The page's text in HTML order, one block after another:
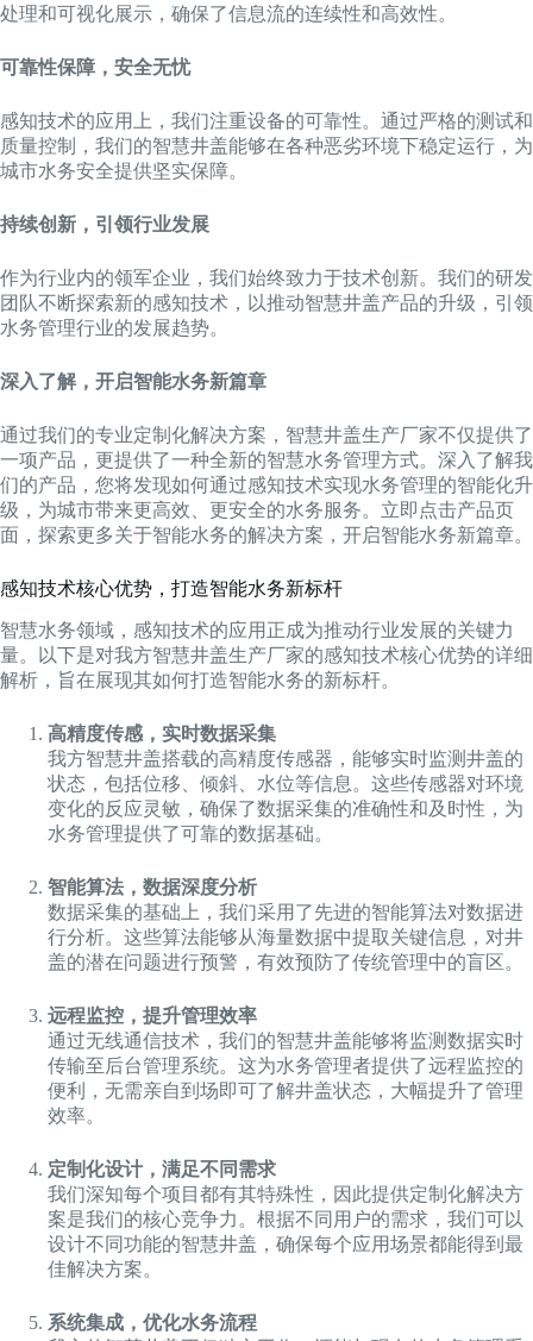
处理和可视化展示，确保了信息流的连续性和高效性。
可靠性保障，安全无忧
感知技术的应用上，我们注重设备的可靠性。通过严格的测试和
质量控制，我们的智慧井盖能够在各种恶劣环境下稳定运行，为
城市水务安全提供坚实保障。
持续创新，引领行业发展
作为行业内的领军企业，我们始终致力于技术创新。我们的研发
团队不断探索新的感知技术，以推动智慧井盖产品的升级，引领
水务管理行业的发展趋势。
深入了解，开启智能水务新篇章
通过我们的专业定制化解决方案，智慧井盖生产厂家不仅提供了
一项产品，更提供了一种全新的智慧水务管理方式。深入了解我
们的产品，您将发现如何通过感知技术实现水务管理的智能化升
级，为城市带来更高效、更安全的水务服务。立即点击产品页
面，探索更多关于智能水务的解决方案，开启智能水务新篇章。
感知技术核心优势，打造智能水务新标杆
智慧水务领域，感知技术的应用正成为推动行业发展的关键力
量。以下是对我方智慧井盖生产厂家的感知技术核心优势的详细
解析，旨在展现其如何打造智能水务的新标杆。
高精度传感，实时数据采集
我方智慧井盖搭载的高精度传感器，能够实时监测井盖的
状态，包括位移、倾斜、水位等信息。这些传感器对环境
变化的反应灵敏，确保了数据采集的准确性和及时性，为
水务管理提供了可靠的数据基础。
智能算法，数据深度分析
数据采集的基础上，我们采用了先进的智能算法对数据进
行分析。这些算法能够从海量数据中提取关键信息，对井
盖的潜在问题进行预警，有效预防了传统管理中的盲区。
远程监控，提升管理效率
通过无线通信技术，我们的智慧井盖能够将监测数据实时
传输至后台管理系统。这为水务管理者提供了远程监控的
便利，无需亲自到场即可了解井盖状态，大幅提升了管理
效率。
定制化设计，满足不同需求
我们深知每个项目都有其特殊性，因此提供定制化解决方
案是我们的核心竞争力。根据不同用户的需求，我们可以
设计不同功能的智慧井盖，确保每个应用场景都能得到最
佳解决方案。
系统集成，优化水务流程